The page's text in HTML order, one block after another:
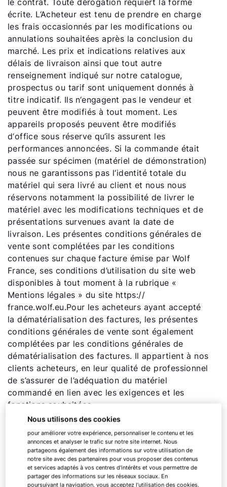
le contrat. Toute dérogation requiert la forme
écrite. L‘Acheteur est tenu de prendre en charge
les frais occasionnés par les modifications ou
annulations souhaitées après la conclusion du
marché. Les prix et indications relatives aux
délais de livraison ainsi que tout autre
renseignement indiqué sur notre catalogue,
prospectus ou tarif sont uniquement donnés à
titre indicatif. Ils n‘engagent pas le vendeur et
peuvent être modifiés à tout moment. Les
appareils proposés peuvent être modifiés
d‘office sous réserve qu‘ils assurent les
performances annoncées. Si la commande était
passée sur spécimen (matériel de démonstration)
nous ne garantissons pas l‘identité totale du
matériel qui sera livré au client et nous nous
réservons notamment la possibilité de livrer le
matériel avec les modifications techniques et de
présentations survenues avant la date de
livraison. Les présentes conditions générales de
vente sont complétées par les conditions
contenues sur chaque facture émise par Wolf
France, ses conditions d’utilisation du site web
disponibles à tout moment à la rubrique «
Mentions légales » du site https://
france.wolf.eu.Pour les acheteurs ayant accepté
la dématérialisation des factures, les présentes
conditions générales de vente sont également
complétées par les conditions générales de
dématérialisation des factures. Il appartient à nos
clients acheteurs, en leur qualité de professionnel
de s’assurer de l’adéquation du matériel
commandé en lien avec les exigences et les
fonctions souhaitées.
II. Réglementation- L‘Acheteur doit se conformer
aux dispositions légales et réglementaires le
concernant, en particulier accomplir les
démarches nécessaires pour obtenir en temps
voulu les autorisations d‘installation sur le site ou
Nous utilisons des cookies
pour améliorer votre expérience, personnaliser le contenu et les
annonces et analyser le trafic sur notre site internet. Nous
partageons également des informations sur votre utilisation de
notre site avec des partenaires pour vous proposer des contenus
et services adaptés à vos centres d'intérêts et vous permettre de
partager des informations sur les réseaux sociaux. En
poursuivant la navigation, vous acceptez l’utilisation des cookies.